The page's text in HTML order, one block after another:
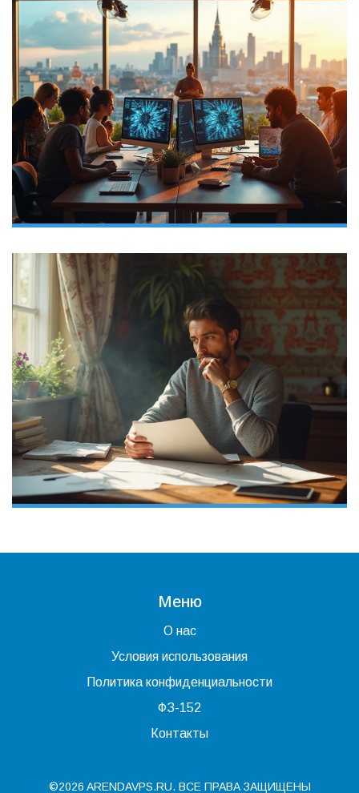
Меню
О нас
Условия использования
Политика конфиденциальности
ФЗ-152
Контакты
©2026 ARENDAVPS.RU. ВСЕ ПРАВА ЗАЩИЩЕНЫ